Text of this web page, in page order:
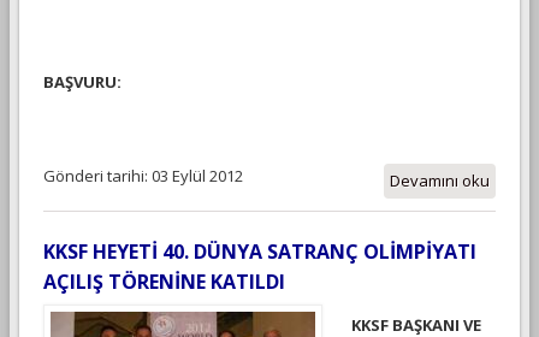
BAŞVURU:
Devamını oku
Gönderi tarihi: 03 Eylül 2012
KKSF HEYETİ 40. DÜNYA SATRANÇ OLİMPİYATI
AÇILIŞ TÖRENİNE KATILDI
KKSF BAŞKANI VE